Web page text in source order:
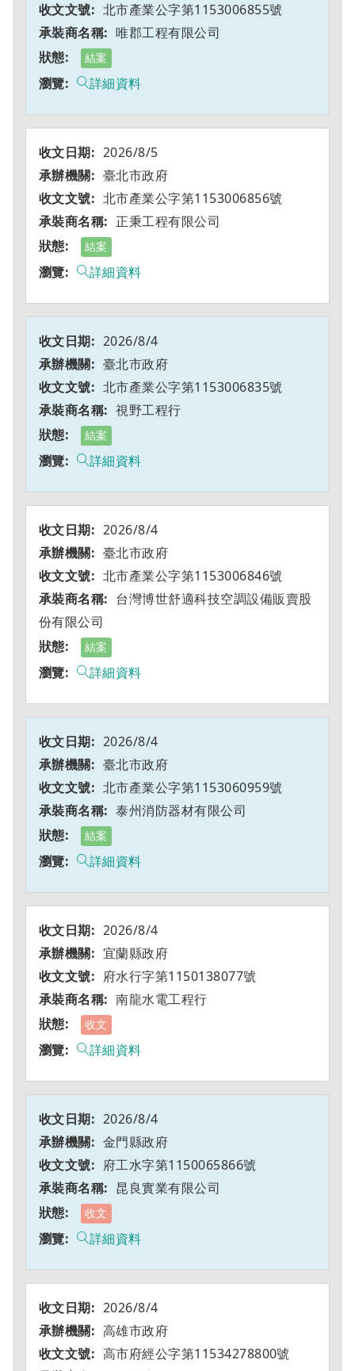
北市產業公字第1153006855號
唯郡工程有限公司
結案
詳細資料
2026/8/5
臺北市政府
北市產業公字第1153006856號
正秉工程有限公司
結案
詳細資料
2026/8/4
臺北市政府
北市產業公字第1153006835號
視野工程行
結案
詳細資料
2026/8/4
臺北市政府
北市產業公字第1153006846號
台灣博世舒適科技空調設備販賣股
份有限公司
結案
詳細資料
2026/8/4
臺北市政府
北市產業公字第1153060959號
泰州消防器材有限公司
結案
詳細資料
2026/8/4
宜蘭縣政府
府水行字第1150138077號
南龍水電工程行
收文
詳細資料
2026/8/4
金門縣政府
府工水字第1150065866號
昆良實業有限公司
收文
詳細資料
2026/8/4
高雄市政府
高市府經公字第11534278800號